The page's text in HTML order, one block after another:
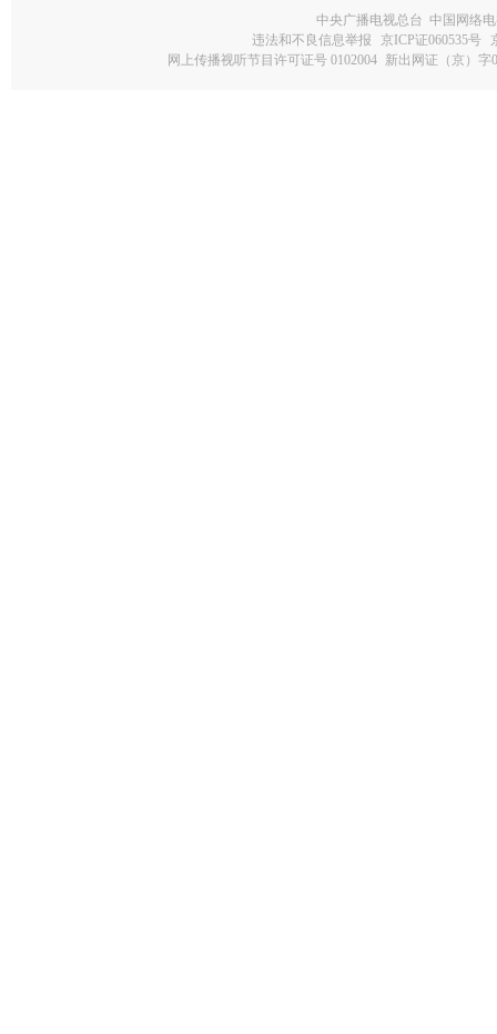
中央广播电视总台 中国网络
违法和不良信息举报
京ICP证060535号
网上传播视听节目许可证号 0102004 新出网证（京）